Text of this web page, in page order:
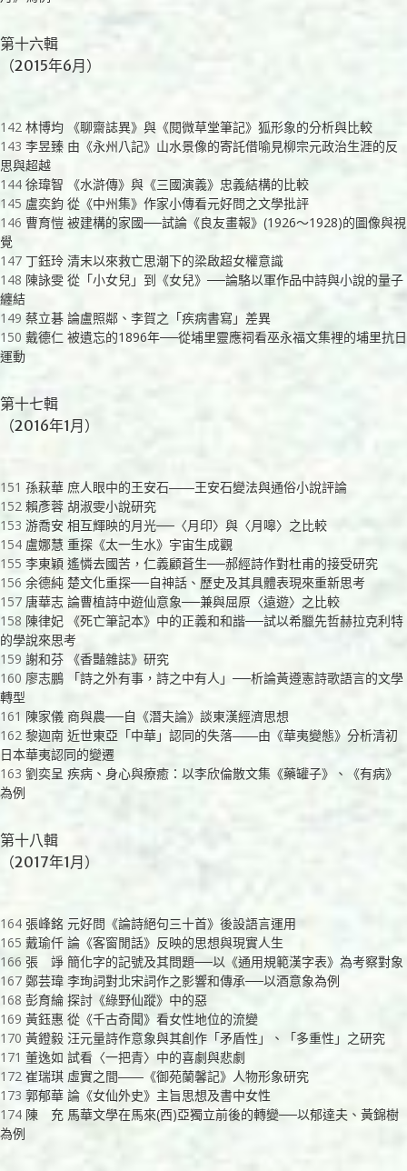
第十六輯
（2015年6月）
142 林博均 《聊齋誌異》與《閱微草堂筆記》狐形象的分析與比較
143 李昱臻 由《永州八記》山水景像的寄託借喻見柳宗元政治生涯的反
思與超越
144 徐瑋智 《水滸傳》與《三國演義》忠義結構的比較
145 盧奕鈞 從《中州集》作家小傳看元好問之文學批評
146 曹育愷 被建構的家國──試論《良友畫報》(1926～1928)的圖像與視
覺
147 丁鈺玲 清末以來救亡思潮下的梁啟超女權意識
148 陳詠雯 從「小女兒」到《女兒》──論駱以軍作品中詩與小說的量子
纏結
149 蔡立碁 論盧照鄰、李賀之「疾病書寫」差異
150 戴德仁 被遺忘的1896年──從埔里靈應祠看巫永福文集裡的埔里抗日
運動
第十七輯
（2016年1月）
151 孫萩華 庶人眼中的王安石――王安石變法與通俗小說評論
152 賴彥蓉 胡淑雯小說研究
153 游喬安 相互輝映的月光──〈月印〉與〈月嗥〉之比較
154 盧娜慧 重探《太一生水》宇宙生成觀
155 李東穎 遙憐去國苦，仁義顧蒼生──郝經詩作對杜甫的接受研究
156 余德純 楚文化重探──自神話、歷史及其具體表現來重新思考
157 唐華志 論曹植詩中遊仙意象──兼與屈原〈遠遊〉之比較
158 陳律妃 《死亡筆記本》中的正義和和諧──試以希臘先哲赫拉克利特
的學說來思考
159 謝和芬 《香豔雜誌》研究
160 廖志鵬 「詩之外有事，詩之中有人」──析論黃遵憲詩歌語言的文學
轉型
161 陳家儀 商與農──自《潛夫論》談東漢經濟思想
162 黎迦南 近世東亞「中華」認同的失落――由《華夷變態》分析清初
日本華夷認同的變遷
163 劉奕呈 疾病、身心與療癒：以李欣倫散文集《藥罐子》、《有病》
為例
第十八輯
（2017年1月）
164 張峰銘 元好問《論詩絕句三十首》後設語言運用
165 戴瑜仟 論《客窗閒話》反映的思想與現實人生
166 張 竫 簡化字的記號及其問題──以《通用規範漢字表》為考察對象
167 鄭芸瑋 李珣詞對北宋詞作之影響和傳承──以酒意象為例
168 彭育綸 探討《綠野仙蹤》中的惡
169 黃鈺惠 從《千古奇聞》看女性地位的流變
170 黃鐙毅 汪元量詩作意象與其創作「矛盾性」、「多重性」之研究
171 董逸如 試看〈一把青〉中的喜劇與悲劇
172 崔瑞琪 虛實之間――《御苑蘭馨記》人物形象研究
173 郭郁華 論《女仙外史》主旨思想及書中女性
174 陳 充 馬華文學在馬來(西)亞獨立前後的轉變──以郁達夫、黃錦樹
為例